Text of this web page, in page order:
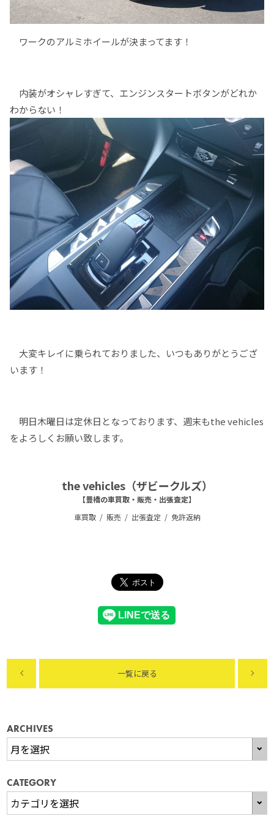
ワークのアルミホイールが決まってます！
内装がオシャレすぎて、エンジンスタートボタンがどれか
わからない！
大変キレイに乗られておりました、いつもありがとうござ
います！
明日木曜日は定休日となっております、週末もthe vehicles
をよろしくお願い致します。
the vehicles（ザビークルズ）
【豊橋の車買取・販売・出張査定】
車買取
販売 出張査定 免許返納
一覧に戻る
ARCHIVES
CATEGORY